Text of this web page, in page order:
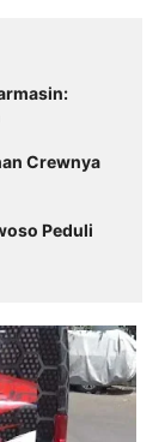
Crewnya
Peduli